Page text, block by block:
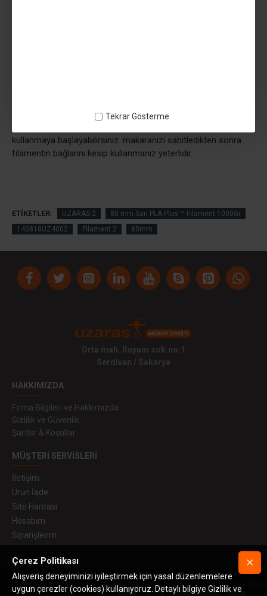
Tekrar Gösterme
genişliğindedir masura iç çapımız 82,5mm dir 3d printerde
kullanmaya başlayabilirsiniz. makaranızı sabitledikten sonra
filamentin bağlarını kesip kullanmanız yeterlidir.
ETIKETLER: UZARAS 2
85 mm Sarı PLA Plus ™ Filament 1000Gr
140818UZ4002
Filament 2 85mm
Orta mah. Ruyam sok.no:1
Serdivan / Sakarya
HAKKIMIZDA
Firma Bilgileri ve Hakkımızda
Gizlilik ve Güvenlik
Şartlar & Koşullar
MÜŞTERI SERVISLERI
İletişim
Ürün İade
Site Haritası
Hesabım
Siparişleirm
Telif hakkı © 2019 Uzaras3D A.Ş. Tüm hakları saklıdır. Pla Plus™, Ultra
Çerez Politikası
Alışveriş deneyiminizi iyileştirmek için yasal düzenlemelere
uygun çerezler (cookies) kullanıyoruz. Detaylı bilgiye Gizlilik ve